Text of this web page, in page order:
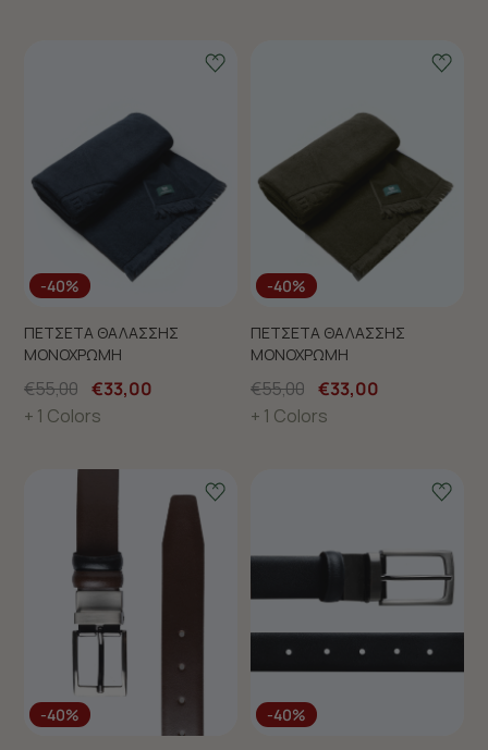
-40%
ΠΕΤΣΕΤΑ ΘΑΛΑΣΣΗΣ
ΜΟΝΟΧΡΩΜΗ
€55,00 €33,00
+ 1 Colors
-40%
ΠΕΤΣΕΤΑ ΘΑΛΑΣΣΗΣ
ΜΟΝΟΧΡΩΜΗ
€55,00 €33,00
+ 1 Colors
-40% -40%